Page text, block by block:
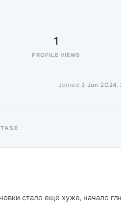
1
PROFILE VIEWS
Joined 3 Jun 2024,
стало еще хуже, начало